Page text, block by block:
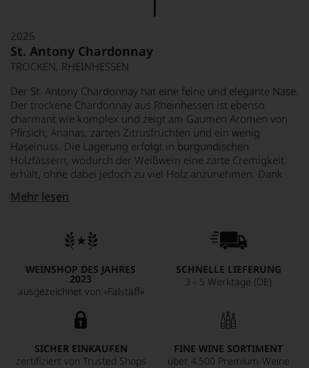
2025
St. Antony Chardonnay
TROCKEN, RHEINHESSEN
Der St. Antony Chardonnay hat eine feine und elegante Nase.
Der trockene Chardonnay aus Rheinhessen ist ebenso
charmant wie komplex und zeigt am Gaumen Aromen von
Pfirsich, Ananas, zarten Zitrusfrüchten und ein wenig
Haselnuss. Die Lagerung erfolgt in burgundischen
Holzfässern, wodurch der Weißwein eine zarte Cremigkeit
erhält, ohne dabei jedoch zu viel Holz anzunehmen. Dank
Antony Chardonnay eindeutig der leicht zugängliche
Mehr lesen
WEINSHOP DES JAHRES
2023
ausgezeichnet von »Falstaff«
SCHNELLE LIEFERUNG
3 - 5 Werktage (DE)
SICHER EINKAUFEN
zertifiziert von Trusted Shops
FINE WINE SORTIMENT
über 4.500 Premium-Weine